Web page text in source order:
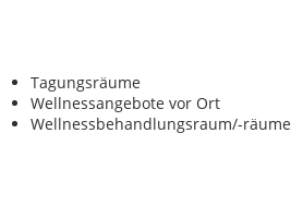
Tagungsräume
Wellnessangebote vor Ort
Wellnessbehandlungsraum/-räume